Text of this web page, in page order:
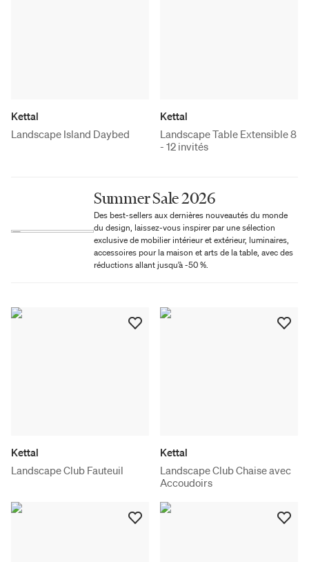
Kettal
Landscape Island Daybed
Kettal
Landscape Table Extensible 8
- 12 invités
Summer Sale 2026
Des best-sellers aux dernières nouveautés du monde
du design, laissez-vous inspirer par une sélection
exclusive de mobilier intérieur et extérieur, luminaires,
accessoires pour la maison et arts de la table, avec des
réductions allant jusqu’à -50 %.
Kettal
Landscape Club Fauteuil
Kettal
Landscape Club Chaise avec
Accoudoirs